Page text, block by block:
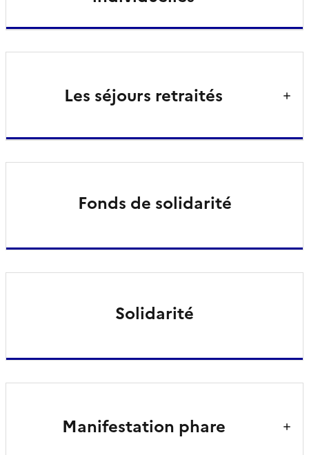
Les séjours retraités
Fonds de solidarité
Solidarité
Manifestation phare